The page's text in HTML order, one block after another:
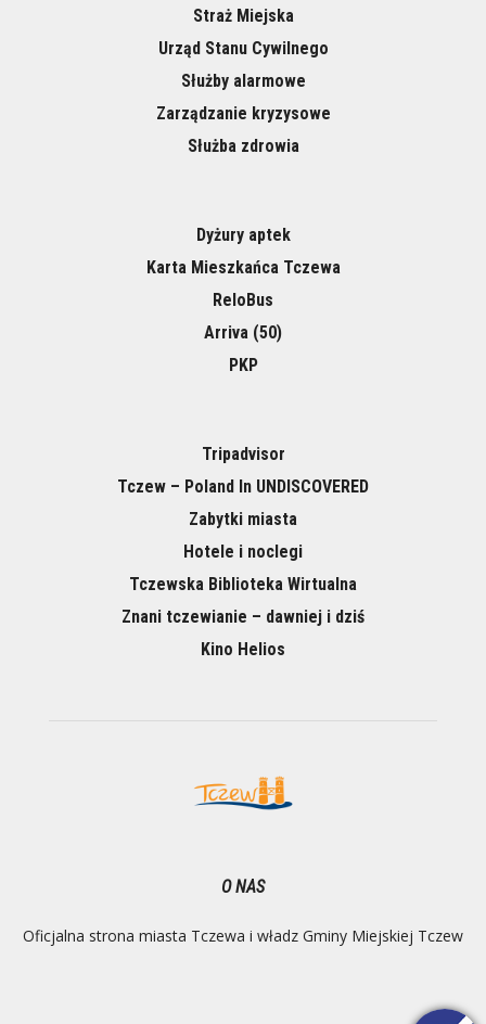
Straż Miejska
Urząd Stanu Cywilnego
Służby alarmowe
Zarządzanie kryzysowe
Służba zdrowia
Dyżury aptek
Karta Mieszkańca Tczewa
ReloBus
Arriva (50)
PKP
Tripadvisor
Tczew – Poland In UNDISCOVERED
Zabytki miasta
Hotele i noclegi
Tczewska Biblioteka Wirtualna
Znani tczewianie – dawniej i dziś
Kino Helios
O NAS
Oficjalna strona miasta Tczewa i władz Gminy Miejskiej Tczew